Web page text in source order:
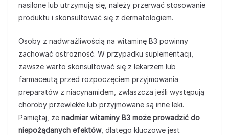
nasilone lub utrzymują się, należy przerwać stosowanie
produktu i skonsultować się z dermatologiem.
Osoby z nadwrażliwością na witaminę B3 powinny
zachować ostrożność. W przypadku suplementacji,
zawsze warto skonsultować się z lekarzem lub
farmaceutą przed rozpoczęciem przyjmowania
preparatów z niacynamidem, zwłaszcza jeśli występują
choroby przewlekłe lub przyjmowane są inne leki.
Pamiętaj, że nadmiar witaminy B3 może prowadzić do
niepożądanych efektów, dlatego kluczowe jest